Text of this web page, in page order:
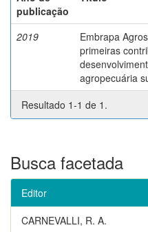
publicação
2019
Embrapa
primeiras
agropecuária
Resultado 1-1 de 1.
Busca facetada
Editor
CARNEVALLI, R. A.